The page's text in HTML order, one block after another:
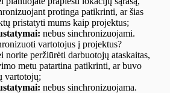
protinga patikrinti, ar šias
pristatyti mums kaip projektus;
nebus sinchronizuojami.
vartotojus į projektus?
norite peržiūrėti darbuotojų ataskaitas,
metu patartina patikrinti, ar buvo
vartotojų;
nebus sinchronizuojama.